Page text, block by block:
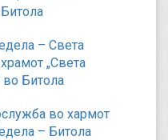
– Света
„Света
Битола
во хармот
– Битола